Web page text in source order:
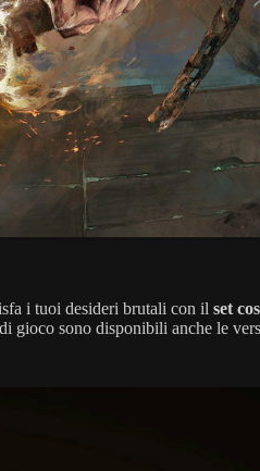
i tuoi desideri brutali con il set
gioco sono disponibili anche le